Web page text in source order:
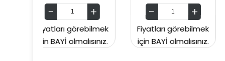
Fiyatları görebilmek
için BAYİ olmalısınız.
Fiyatları
için BAYİ